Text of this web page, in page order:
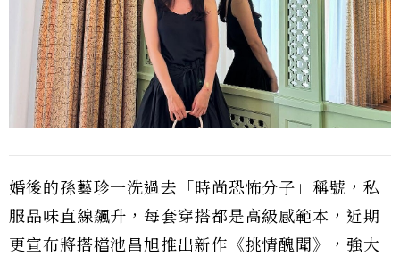
婚後的孫藝珍一洗過去「時尚恐怖分子」稱號，私
服品味直線飆升，每套穿搭都是高級感範本，近期
更宣布將搭檔池昌旭推出新作《挑情醜聞》，強大